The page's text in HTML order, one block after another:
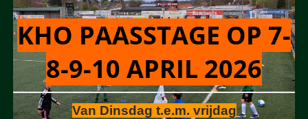
KHO PAASSTAGE OP 7-
8-9-10 APRIL 2026
Van Dinsdag t.e.m. vrijdag